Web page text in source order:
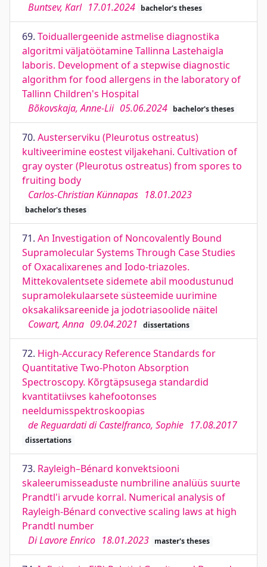
Buntsev, Karl 17.01.2024 bachelor's theses
69. Toiduallergeenide astmelise diagnostika
algoritmi väljatöötamine Tallinna Lastehaigla
laboris. Development of a stepwise diagnostic
algorithm for food allergens in the laboratory of
Tallinn Children's Hospital
Bõkovskaja, Anne-Lii 05.06.2024 bachelor's theses
70. Austerserviku (Pleurotus ostreatus)
kultiveerimine eostest viljakehani. Cultivation of
gray oyster (Pleurotus ostreatus) from spores to
fruiting body
Carlos-Christian Künnapas 18.01.2023
bachelor's theses
71. An Investigation of Noncovalently Bound
Supramolecular Systems Through Case Studies
of Oxacalixarenes and Iodo-triazoles.
Mittekovalentsete sidemete abil moodustunud
supramolekulaarsete süsteemide uurimine
oksakaliksareenide ja jodotriasoolide näitel
Cowart, Anna 09.04.2021 dissertations
72. High-Accuracy Reference Standards for
Quantitative Two-Photon Absorption
Spectroscopy. Kõrgtäpsusega standardid
kvantitatiivses kahefootonses
neeldumisspektroskoopias
de Reguardati di Castelfranco, Sophie 17.08.2017
dissertations
73. Rayleigh–Bénard konvektsiooni
skaleerumisseaduste numbriline analüüs suurte
Prandtl'i arvude korral. Numerical analysis of
Rayleigh-Bénard convective scaling laws at high
Prandtl number
Di Lavore Enrico 18.01.2023 master's theses